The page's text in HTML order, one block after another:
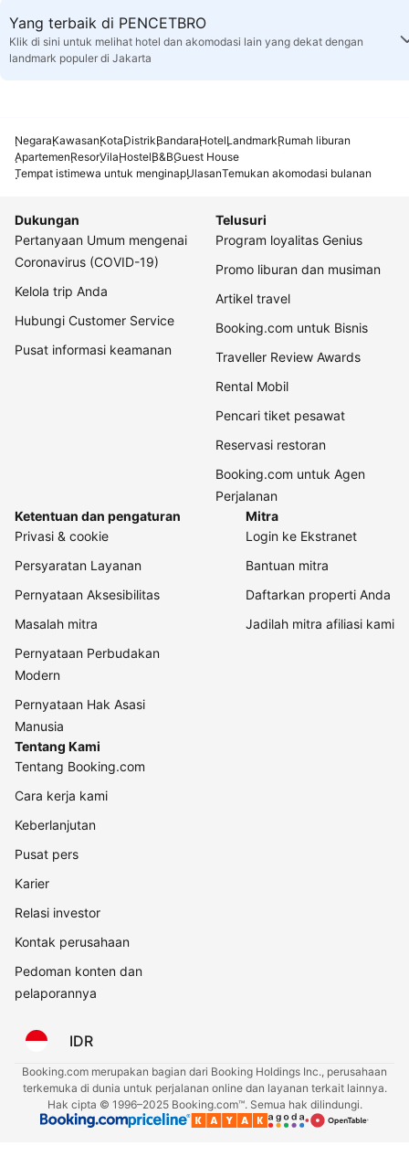
Yang terbaik di PENCETBRO
Klik di sini untuk melihat hotel dan akomodasi lain yang dekat dengan
landmark populer di Jakarta
NegaraKawasanKotaDistrikBandaraHotelLandmarkRumah liburan
ApartemenResorVilaHostelB&BGuest House
Tempat istimewa untuk menginapUlasanTemukan akomodasi bulanan
Dukungan
Pertanyaan Umum mengenai
Coronavirus (COVID-19)
Kelola trip Anda
Hubungi Customer Service
Pusat informasi keamanan
Telusuri
Program loyalitas Genius
Promo liburan dan musiman
Artikel travel
Booking.com untuk Bisnis
Traveller Review Awards
Rental Mobil
Pencari tiket pesawat
Reservasi restoran
Booking.com untuk Agen
Perjalanan
Ketentuan dan pengaturan
Privasi & cookie
Persyaratan Layanan
Pernyataan Aksesibilitas
Masalah mitra
Pernyataan Perbudakan
Modern
Pernyataan Hak Asasi
Manusia
Mitra
Login ke Ekstranet
Bantuan mitra
Daftarkan properti Anda
Jadilah mitra afiliasi kami
Tentang Kami
Tentang Booking.com
Cara kerja kami
Keberlanjutan
Pusat pers
Karier
Relasi investor
Kontak perusahaan
Pedoman konten dan
pelaporannya
IDR
Booking.com merupakan bagian dari Booking Holdings Inc., perusahaan
terkemuka di dunia untuk perjalanan online dan layanan terkait lainnya.
Hak cipta © 1996–2025 Booking.com™. Semua hak dilindungi.